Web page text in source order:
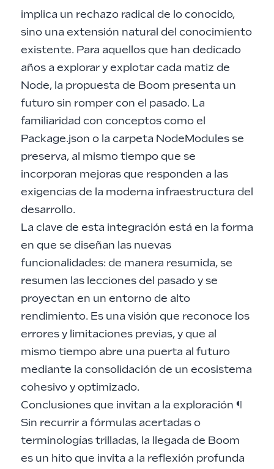
implica un rechazo radical de lo conocido,
sino una extensión natural del conocimiento
existente. Para aquellos que han dedicado
años a explorar y explotar cada matiz de
Node, la propuesta de Boom presenta un
futuro sin romper con el pasado. La
familiaridad con conceptos como el
Package.json o la carpeta NodeModules se
preserva, al mismo tiempo que se
incorporan mejoras que responden a las
exigencias de la moderna infraestructura del
desarrollo.
La clave de esta integración está en la forma
en que se diseñan las nuevas
funcionalidades: de manera resumida, se
resumen las lecciones del pasado y se
proyectan en un entorno de alto
rendimiento. Es una visión que reconoce los
errores y limitaciones previas, y que al
mismo tiempo abre una puerta al futuro
mediante la consolidación de un ecosistema
cohesivo y optimizado.
Conclusiones que invitan a la exploración ¶
Sin recurrir a fórmulas acertadas o
terminologías trilladas, la llegada de Boom
es un hito que invita a la reflexión profunda